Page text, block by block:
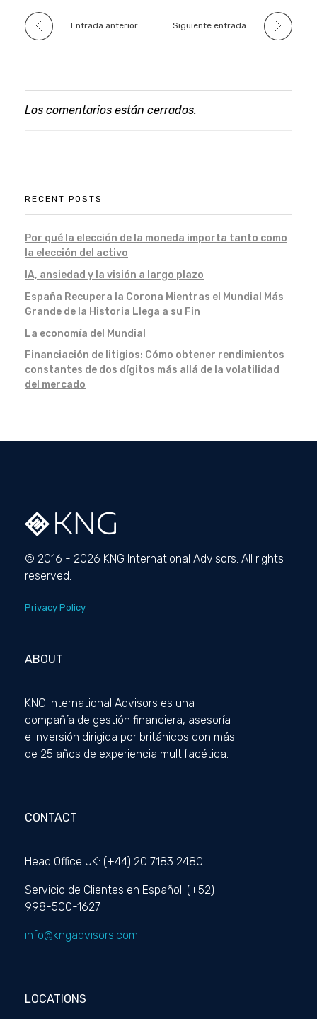
Entrada anterior Siguiente entrada
Los comentarios están cerrados.
RECENT POSTS
Por qué la elección de la moneda importa tanto como
la elección del activo
IA, ansiedad y la visión a largo plazo
España Recupera la Corona Mientras el Mundial Más
Grande de la Historia Llega a su Fin
La economía del Mundial
Financiación de litigios: Cómo obtener rendimientos
constantes de dos dígitos más allá de la volatilidad
del mercado
© 2016 - 2026 KNG International Advisors. All rights
reserved.
Privacy Policy
ABOUT
KNG International Advisors es una
compañía de gestión financiera, asesoría
e inversión dirigida por británicos con más
de 25 años de experiencia multifacética.
CONTACT
Head Office UK: (+44) 20 7183 2480
Servicio de Clientes en Español: (+52)
998-500-1627
info@kngadvisors.com
LOCATIONS